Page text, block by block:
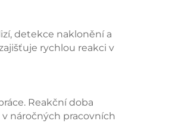
detekce naklonění a
rychlou reakci v
Reakční doba
náročných pracovních